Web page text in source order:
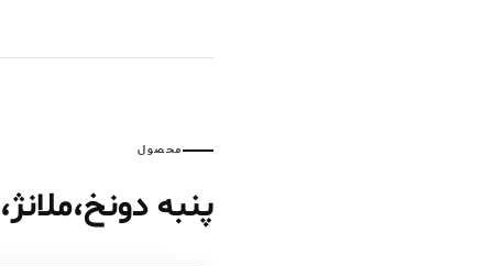
محصول
پنبه